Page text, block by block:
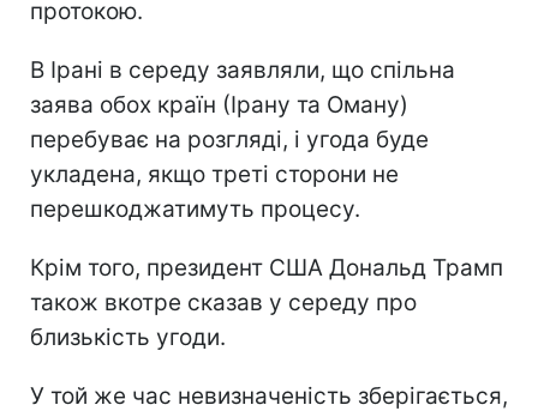
протокою.
В Ірані в середу заявляли, що спільна
заява обох країн (Ірану та Оману)
перебуває на розгляді, і угода буде
укладена, якщо треті сторони не
перешкоджатимуть процесу.
Крім того, президент США Дональд Трамп
також вкотре сказав у середу про
близькість угоди.
У той же час невизначеність зберігається,